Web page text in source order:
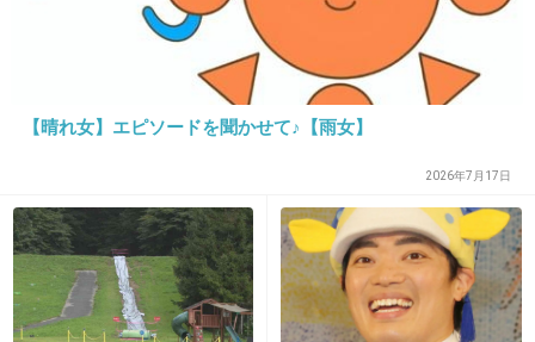
27. 匿名2014/09/26(金) 23:12:09
あとｼﾞｪｰｰﾝ役のクリステンリッター可愛い
+10 -0
28. 匿名2014/09/26(金) 23:15:20
【晴れ女】エピソードを聞かせて♪【雨女】
2026年7月17日